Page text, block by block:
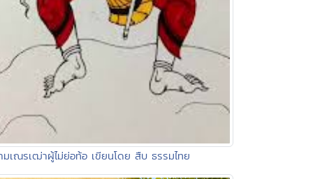
มเณรเฒ่าผู้ไม่ย่อท้อ เขียนโดย สืบ ธรรมไทย